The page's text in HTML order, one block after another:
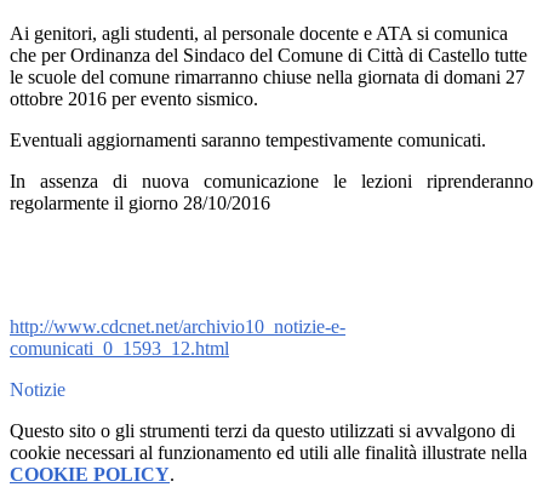
Ai genitori, agli studenti, al personale docente e ATA si comunica
che per Ordinanza del Sindaco del Comune di Città di Castello tutte
le scuole del comune rimarranno chiuse nella giornata di domani 27
ottobre 2016 per evento sismico.
Eventuali aggiornamenti saranno tempestivamente comunicati.
In assenza di nuova comunicazione le lezioni riprenderanno
regolarmente il giorno 28/10/2016
http://www.cdcnet.net/archivio10_notizie-e-
comunicati_0_1593_12.html
Notizie
Questo sito o gli strumenti terzi da questo utilizzati si avvalgono di
cookie necessari al funzionamento ed utili alle finalità illustrate nella
COOKIE POLICY.